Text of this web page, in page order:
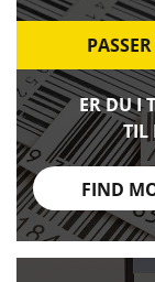
ER DU I
TIL
FIND